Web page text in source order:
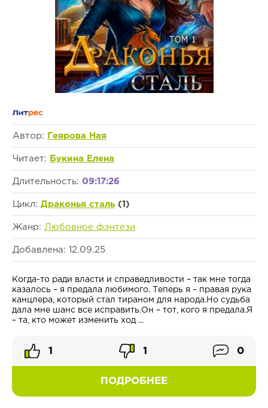
Автор: Геярова Ная
Читает: Букина Елена
Длительность: 09:17:26
Цикл: Драконья сталь (1)
Жанр: Любовное фэнтези
Добавлена: 12.09.25
Когда-то ради власти и справедливости – так мне тогда
казалось – я предала любимого. Теперь я – правая рука
канцлера, который стал тираном для народа.Но судьба
дала мне шанс все исправить.Он – тот, кого я предала.Я
– та, кто может изменить ход ...
ПОДРОБНЕЕ
1 1 0